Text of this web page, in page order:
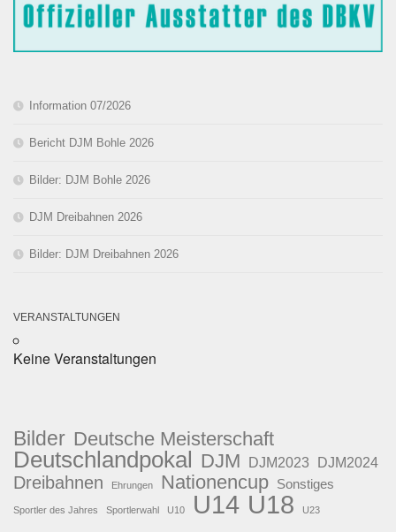
Information 07/2026
Bericht DJM Bohle 2026
Bilder: DJM Bohle 2026
DJM Dreibahnen 2026
Bilder: DJM Dreibahnen 2026
VERANSTALTUNGEN
Keine Veranstaltungen
Bilder Deutsche Meisterschaft
Deutschlandpokal DJM DJM2023 DJM2024
Dreibahnen Ehrungen Nationencup Sonstiges
Sportler des Jahres Sportlerwahl U10 U14 U18 U23